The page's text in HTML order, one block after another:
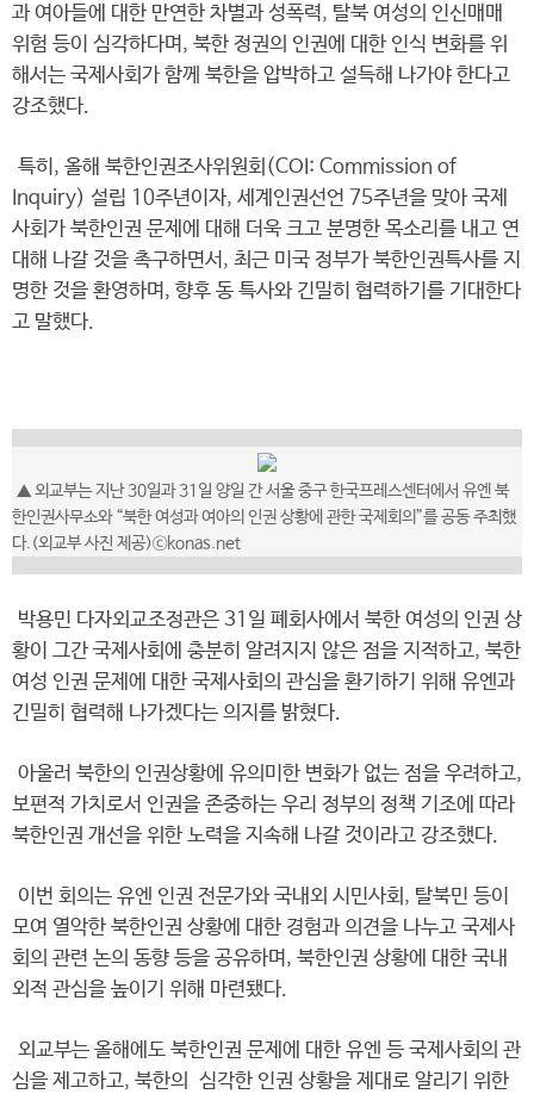
과 여아들에 대한 만연한 차별과 성폭력, 탈북 여성의 인신매매
위험 등이 심각하다며, 북한 정권의 인권에 대한 인식 변화를 위
해서는 국제사회가 함께 북한을 압박하고 설득해 나가야 한다고
강조했다.
특히, 올해 북한인권조사위원회(COI: Commission of
Inquiry) 설립 10주년이자, 세계인권선언 75주년을 맞아 국제
사회가 북한인권 문제에 대해 더욱 크고 분명한 목소리를 내고 연
대해 나갈 것을 촉구하면서, 최근 미국 정부가 북한인권특사를 지
명한 것을 환영하며, 향후 동 특사와 긴밀히 협력하기를 기대한다
고 말했다.
▲ 외교부는 지난 30일과 31일 양일 간 서울 중구 한국프레스센터에서 유엔 북
한인권사무소와 “북한 여성과 여아의 인권 상황에 관한 국제회의”를 공동 주최했
다.(외교부 사진 제공)ⓒkonas.net
박용민 다자외교조정관은 31일 폐회사에서 북한 여성의 인권 상
황이 그간 국제사회에 충분히 알려지지 않은 점을 지적하고, 북한
여성 인권 문제에 대한 국제사회의 관심을 환기하기 위해 유엔과
긴밀히 협력해 나가겠다는 의지를 밝혔다.
아울러 북한의 인권상황에 유의미한 변화가 없는 점을 우려하고,
보편적 가치로서 인권을 존중하는 우리 정부의 정책 기조에 따라
북한인권 개선을 위한 노력을 지속해 나갈 것이라고 강조했다.
이번 회의는 유엔 인권 전문가와 국내외 시민사회, 탈북민 등이
모여 열악한 북한인권 상황에 대한 경험과 의견을 나누고 국제사
회의 관련 논의 동향 등을 공유하며, 북한인권 상황에 대한 국내
외적 관심을 높이기 위해 마련됐다.
외교부는 올해에도 북한인권 문제에 대한 유엔 등 국제사회의 관
심을 제고하고, 북한의 심각한 인권 상황을 제대로 알리기 위한